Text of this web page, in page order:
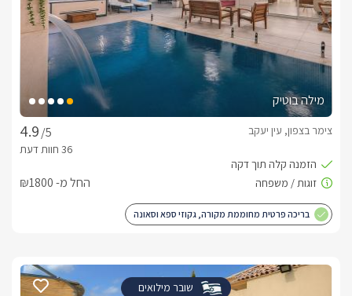
מילה בוטיק
/5
צימר בצפון, עין יעקב
החל מ- ₪1800
בריכה פרטית מחוממת מקורה, גקוזי ספא וסאונה
שובר מילואים